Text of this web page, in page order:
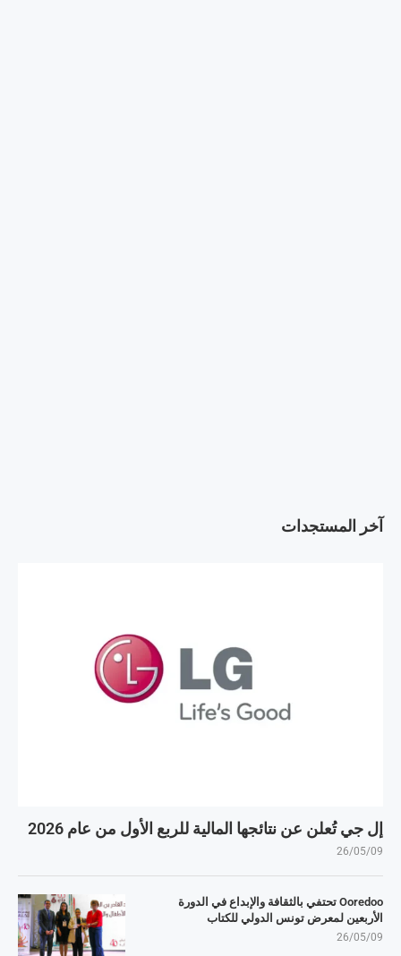
آخر المستجدات
إل جي تُعلن عن نتائجها المالية للربع الأول من عام 2026
26/05/09
Ooredoo تحتفي بالثقافة والإبداع في الدورة
الأربعين لمعرض تونس الدولي للكتاب
26/05/09